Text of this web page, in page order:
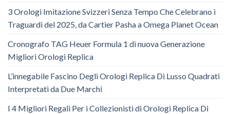
3 Orologi Imitazione Svizzeri Senza Tempo Che Celebrano i
Traguardi del 2025, da Cartier Pasha a Omega Planet Ocean
Cronografo TAG Heuer Formula 1 di nuova Generazione
Migliori Orologi Replica
L’innegabile Fascino Degli Orologi Replica Di Lusso Quadrati
Interpretati da Due Marchi
I 4 Migliori Regali Per i Collezionisti di Orologi Replica Di